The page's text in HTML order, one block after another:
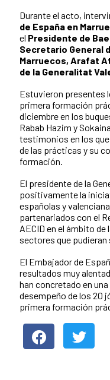
Durante el acto,
de España en
el Presidente de
Secretario General
Marruecos, Arafat
de la Generalitat
Estuvieron presentes
primera formación
diciembre en los
Rabab Hazim y
testimonios en los
de las prácticas y su
formación.
El presidente de la
positivamente la
españolas y
partenariados con el
AECID en el ámbito
sectores que
El Embajador de
resultados muy
han concretado en
desempeño de los 20
primera formación